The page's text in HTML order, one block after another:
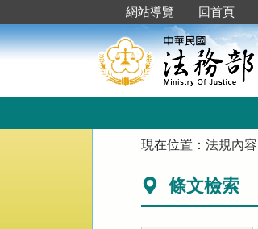
到
主
要
網站導覽 回首頁
現在位置：法規內容
條文檢索